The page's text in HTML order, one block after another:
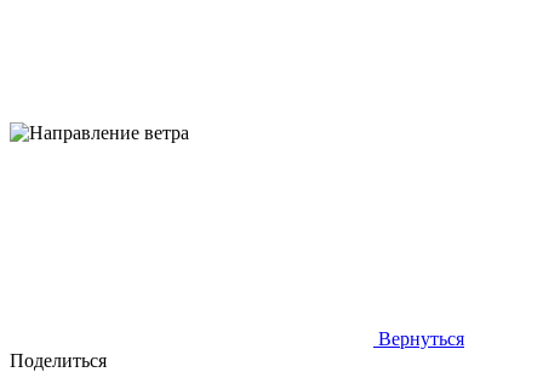
Вернуться
Поделиться